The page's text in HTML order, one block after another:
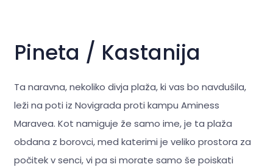
Pineta / Kastanija
Ta naravna, nekoliko divja plaža, ki vas bo navdušila,
leži na poti iz Novigrada proti kampu Aminess
Maravea. Kot namiguje že samo ime, je ta plaža
obdana z borovci, med katerimi je veliko prostora za
počitek v senci, vi pa si morate samo še poiskati